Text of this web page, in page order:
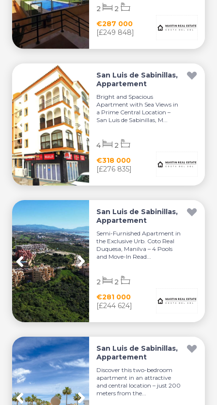
€287 000
[£249 848]
2 2
San Luis de Sabinillas,
Appartement
Bright and Spacious
Apartment with Sea Views in
a Prime Central Location –
San Luis de Sabinillas, M...
€318 000
[£276 835]
4 2
San Luis de Sabinillas,
Appartement
Semi-Furnished Apartment in
the Exclusive Urb. Coto Real
Duquesa, Manilva – 4 Pools
and Move-In Read...
€281 000
[£244 624]
2 2
San Luis de Sabinillas,
Appartement
Discover this two-bedroom
apartment in an attractive
and central location – just 200
meters from the...